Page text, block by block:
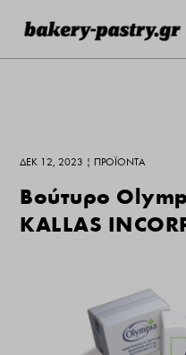
ΔΕΚ 12, 2023 |ΠΡΟΪΌΝΤΑ
Βούτυρο
KALLAS